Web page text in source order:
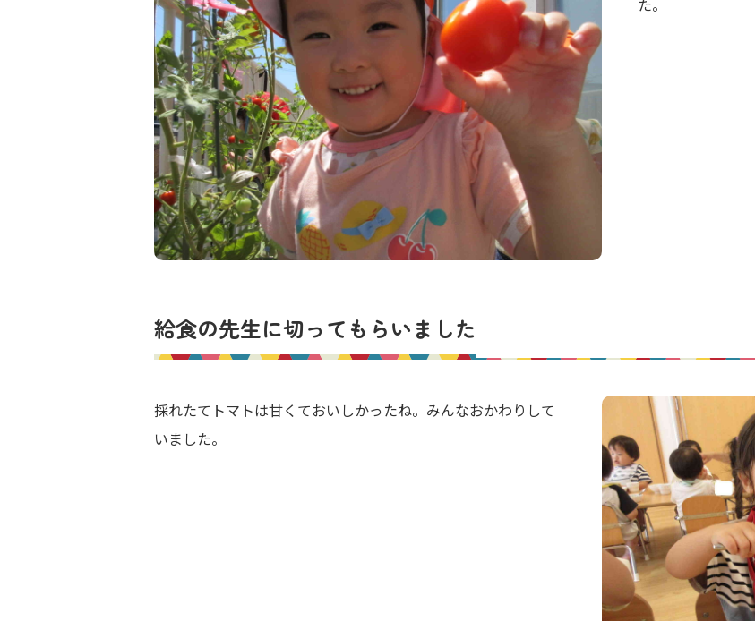
た。
給食の先生に切ってもらいました
採れたてトマトは甘くておいしかったね。みんなおかわりして
いました。